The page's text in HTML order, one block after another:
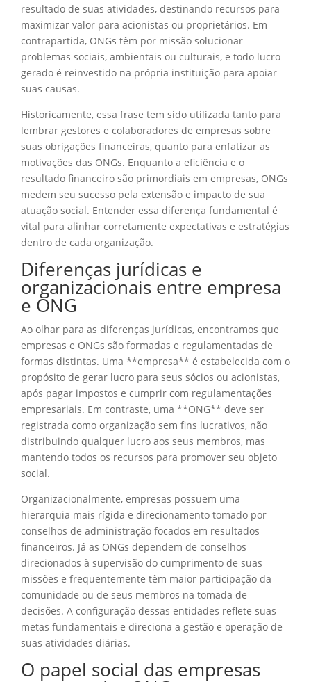
resultado de suas atividades, destinando recursos para
maximizar valor para acionistas ou proprietários. Em
contrapartida, ONGs têm por missão solucionar
problemas sociais, ambientais ou culturais, e todo lucro
gerado é reinvestido na própria instituição para apoiar
suas causas.
Historicamente, essa frase tem sido utilizada tanto para
lembrar gestores e colaboradores de empresas sobre
suas obrigações financeiras, quanto para enfatizar as
motivações das ONGs. Enquanto a eficiência e o
resultado financeiro são primordiais em empresas, ONGs
medem seu sucesso pela extensão e impacto de sua
atuação social. Entender essa diferença fundamental é
vital para alinhar corretamente expectativas e estratégias
dentro de cada organização.
Diferenças jurídicas e
organizacionais entre empresa
e ONG
Ao olhar para as diferenças jurídicas, encontramos que
empresas e ONGs são formadas e regulamentadas de
formas distintas. Uma **empresa** é estabelecida com o
propósito de gerar lucro para seus sócios ou acionistas,
após pagar impostos e cumprir com regulamentações
empresariais. Em contraste, uma **ONG** deve ser
registrada como organização sem fins lucrativos, não
distribuindo qualquer lucro aos seus membros, mas
mantendo todos os recursos para promover seu objeto
social.
Organizacionalmente, empresas possuem uma
hierarquia mais rígida e direcionamento tomado por
conselhos de administração focados em resultados
financeiros. Já as ONGs dependem de conselhos
direcionados à supervisão do cumprimento de suas
missões e frequentemente têm maior participação da
comunidade ou de seus membros na tomada de
decisões. A configuração dessas entidades reflete suas
metas fundamentais e direciona a gestão e operação de
suas atividades diárias.
O papel social das empresas